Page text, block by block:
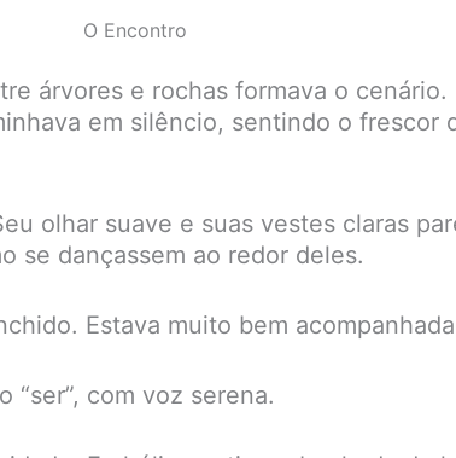
O Encontro
árvores e rochas formava o
em silêncio, sentindo o frescor
olhar suave e suas vestes claras
se dançassem ao redor deles.
Estava muito bem
com voz serena.